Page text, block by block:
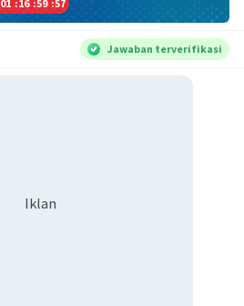
01 :16 :59 :57
Jawaban terverifikasi
Iklan